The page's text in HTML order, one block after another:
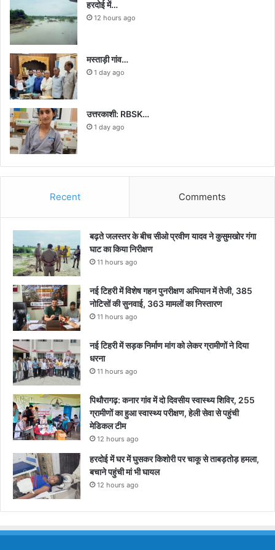
हरदोई में…
12 hours ago
मस्ताड़ी गांव…
1 day ago
उत्तरकाशी: RBSK…
1 day ago
Recent Comments
बढ़ते जलस्तर के बीच सीओ प्रवीण यादव ने कुसुमखोर गंगा
घाट का किया निरीक्षण
11 hours ago
नई टिहरी में विशेष गहन पुनरीक्षण अभियान में तेजी, 385
नोटिसों की सुनवाई, 363 मामलों का निस्तारण
11 hours ago
नई टिहरी में सड़क निर्माण मांग को लेकर ग्रामीणों ने दिया
धरना
11 hours ago
पिथौरागढ़: कनार गांव में दो दिवसीय स्वास्थ्य शिविर, 255
ग्रामीणों का हुआ स्वास्थ्य परीक्षण, हेली सेवा से पहुंची
मेडिकल टीम
12 hours ago
हरदोई में घर में घुसकर किशोरी पर चाकू से ताबड़तोड़ हमला,
बचाने पहुंची मां भी घायल
12 hours ago